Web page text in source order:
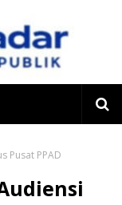
Pusat PPAD